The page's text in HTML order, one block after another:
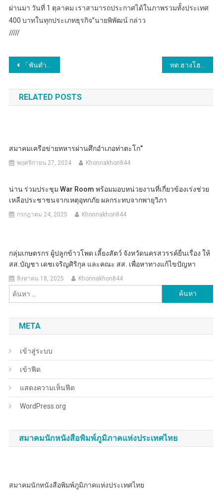
ผ่านมา วันที่ 1 ตุลาคม เราสามารถประกาศได้ในภาพรวมทั้งประเทศ
400 บาทในทุกประเภทธุรกิจ”นายพิพัฒน์ กล่าว
/////
แนะแนว
เรื่อง
「พันตำรวจเอก ทวี สอดส่อง รัฐมนตรีว่าการกระทรวงยุติธรรม แลกเปลี่ยนความเห็นกลุ่มผู้
RELATED POSTS
สมาคมเครือข่ายทหารผ่านศึกอำเภอท่าตะโก”
พฤศจิกายน 27, 2024 Khonnakhon844
น่าน ร่วมประชุม War Room พร้อมมอบหน่วยงานที่เกี่ยวข้องเร่งช่วย
เหลือประชาชนจากเหตุอุทกภัย ผลกระทบจากพายุวิภา
กรกฎาคม 24, 2025 Khonnakhon844
กลุ่มเกษตรกร ผู้ปลูกข้าวโพด เลี้ยงสัตว์ จังหวัดนครสวรรค์ยื่นเรื่อง ให้
สส.บัญชา เดชเจริญศิริกุล และคณะ สส. เพื่อหาทางแก้ไขปัญหา
สิงหาคม 18, 2025 Khonnakhon844
สำหรับ:
META
เข้าสู่ระบบ
เข้าฟีด
แสดงความเห็นฟีด
WordPress.org
สมาคมนักหนังสือพิมพ์ภูมิภาคแห่งประเทศไทย
สมาคมนักหนังสือพิมพ์ภูมิภาคแห่งประเทศไทย